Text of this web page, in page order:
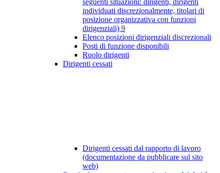
seguenti situazioni: dirigenti, dirigenti
individuati discrezionalmente, titolari di
posizione organizzativa con funzioni
dirigenziali) 9
Elenco posizioni dirigenziali discrezionali
Posti di funzione disponibili
Ruolo dirigenti
Dirigenti cessati
Dirigenti cessati dal rapporto di lavoro
(documentazione da pubblicare sul sito
web)